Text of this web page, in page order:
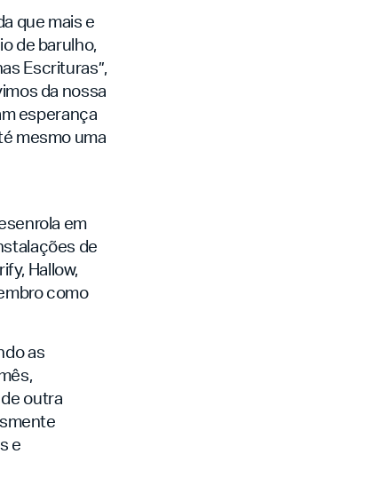
que mais e
de barulho,
Escrituras”,
da nossa
esperança
mesmo uma
em
de
Hallow,
como
as
outra
e